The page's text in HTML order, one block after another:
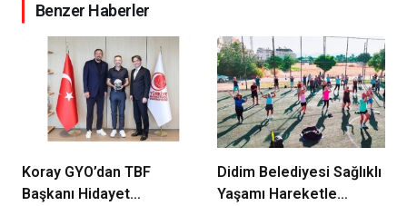
Benzer Haberler
Koray GYO’dan TBF
Başkanı Hidayet
Didim Belediyesi Sağlıklı
Yaşamı Hareketle